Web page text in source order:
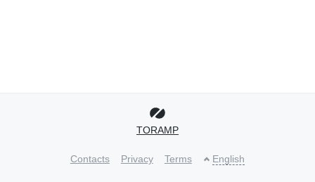
TORAMP
Contacts Privacy Terms English